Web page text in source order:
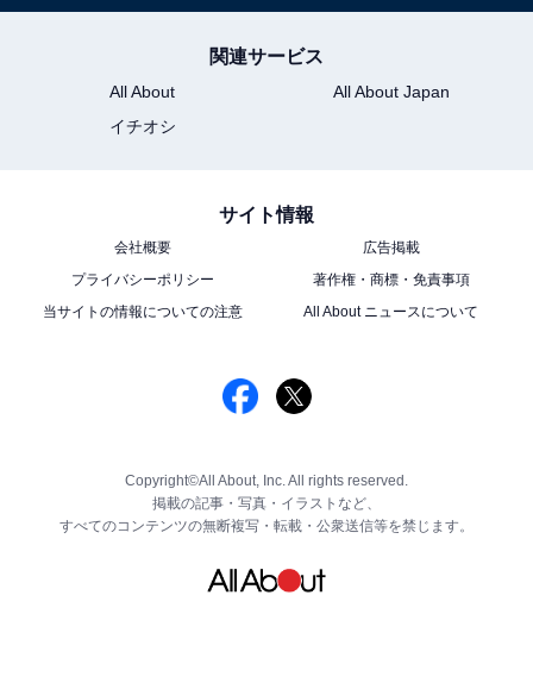
関連サービス
All About
All About Japan
イチオシ
サイト情報
会社概要
広告掲載
プライバシーポリシー
著作権・商標・免責事項
当サイトの情報についての注意
All About ニュースについて
Copyright©All About, Inc. All rights reserved.
掲載の記事・写真・イラストなど、
すべてのコンテンツの無断複写・転載・公衆送信等を禁じます。